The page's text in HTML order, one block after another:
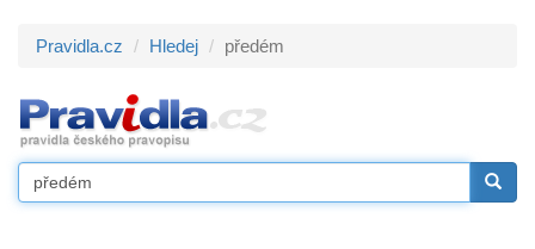
Pravidla.cz Hledej předém